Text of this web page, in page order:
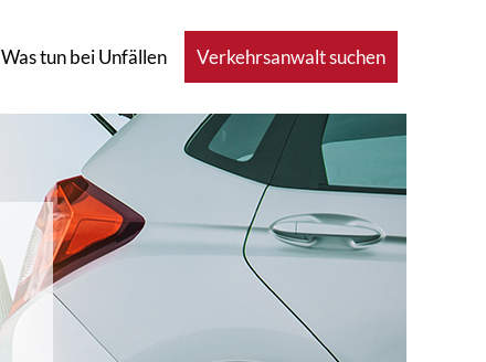
Was tun bei Unfällen Verkehrsanwalt suchen